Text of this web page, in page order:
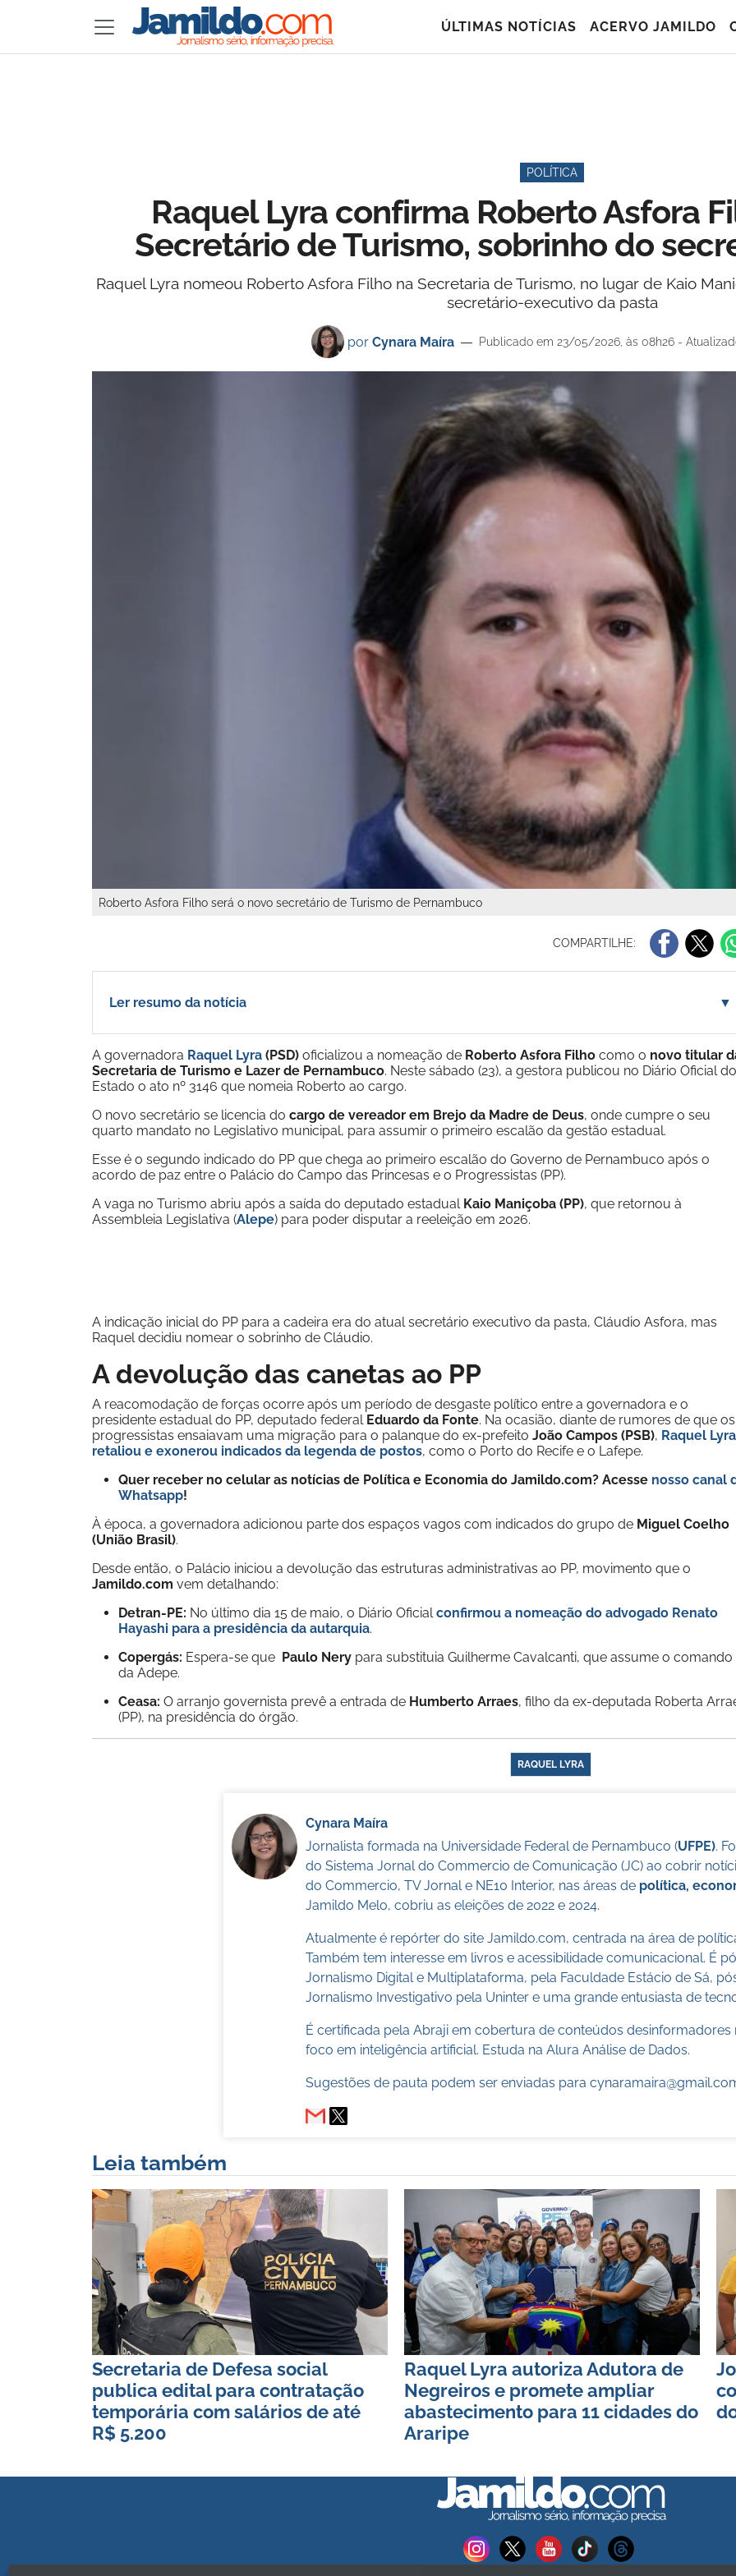
ÚLTIMAS NOTÍCIAS ACERVO JAMILDO
POLÍTICA
Raquel Lyra confirma Roberto Asfora
Secretário de Turismo, sobrinho do
Raquel Lyra nomeou Roberto Asfora Filho na Secretaria de Turismo, no lugar de Kaio
secretário-executivo da pasta
por Cynara Maíra Publicado em 23/05/2026, às 08h26 -
Roberto Asfora Filho será o novo secretário de Turismo de Pernambuco
COMPARTILHE:
Ler resumo da notícia ▼
A governadora Raquel Lyra (PSD) oficializou a nomeação de Roberto Asfora Filho como o novo titular
Secretaria de Turismo e Lazer de Pernambuco. Neste sábado (23), a gestora publicou no Diário Oficial do
Estado o ato nº 3146 que nomeia Roberto ao cargo.
O novo secretário se licencia do cargo de vereador em Brejo da Madre de Deus, onde cumpre o seu
quarto mandato no Legislativo municipal, para assumir o primeiro escalão da gestão estadual.
Esse é o segundo indicado do PP que chega ao primeiro escalão do Governo de Pernambuco após o
acordo de paz entre o Palácio do Campo das Princesas e o Progressistas (PP).
A vaga no Turismo abriu após a saída do deputado estadual Kaio Maniçoba (PP), que retornou à
Assembleia Legislativa (Alepe) para poder disputar a reeleição em 2026.
A indicação inicial do PP para a cadeira era do atual secretário executivo da pasta, Cláudio Asfora, mas
Raquel decidiu nomear o sobrinho de Cláudio.
A devolução das canetas ao PP
A reacomodação de forças ocorre após um período de desgaste político entre a governadora e o
presidente estadual do PP, deputado federal Eduardo da Fonte. Na ocasião, diante de rumores de que os
progressistas ensaiavam uma migração para o palanque do ex-prefeito João Campos (PSB), Raquel Lyra
retaliou e exonerou indicados da legenda de postos, como o Porto do Recife e o Lafepe.
Quer receber no celular as notícias de Política e Economia do Jamildo.com? Acesse nosso canal
Whatsapp!
À época, a governadora adicionou parte dos espaços vagos com indicados do grupo de Miguel Coelho
(União Brasil).
Desde então, o Palácio iniciou a devolução das estruturas administrativas ao PP, movimento que o
Jamildo.com vem detalhando:
Detran-PE: No último dia 15 de maio, o Diário Oficialconfirmou a nomeação do advogado Renato
Hayashi para a presidência da autarquia.
Copergás: Espera-se que Paulo Nery para substituia Guilherme Cavalcanti, que assume o comando
da Adepe.
Ceasa: O arranjo governista prevê a entrada de Humberto Arraes, filho da ex-deputada Roberta
(PP), na presidência do órgão.
RAQUEL LYRA
Cynara Maíra
Jornalista formada na Universidade Federal de Pernambuco (UFPE).
do Sistema Jornal do Commercio de Comunicação (JC) ao cobrir
do Commercio, TV Jornal e NE10 Interior, nas áreas de política,
Jamildo Melo, cobriu as eleições de 2022 e 2024.
Atualmente é repórter do site Jamildo.com, centrada na área de
Também tem interesse em livros e acessibilidade comunicacional. É
Jornalismo Digital e Multiplataforma, pela Faculdade Estácio de Sá,
Jornalismo Investigativo pela Uninter e uma grande entusiasta de
É certificada pela Abraji em cobertura de conteúdos desinformadores
foco em inteligência artificial. Estuda na Alura Análise de Dados.
Sugestões de pauta podem ser enviadas para
Leia também
Secretaria de Defesa social
publica edital para contratação
temporária com salários de até
R$ 5.200
Raquel Lyra autoriza Adutora de
Negreiros e promete ampliar
abastecimento para 11 cidades do
Araripe